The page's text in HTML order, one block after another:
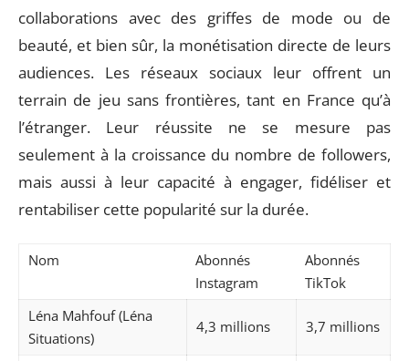
collaborations avec des griffes de mode ou de
beauté, et bien sûr, la monétisation directe de leurs
audiences. Les réseaux sociaux leur offrent un
terrain de jeu sans frontières, tant en France qu’à
l’étranger. Leur réussite ne se mesure pas
seulement à la croissance du nombre de followers,
mais aussi à leur capacité à engager, fidéliser et
rentabiliser cette popularité sur la durée.
Nom
Abonnés
Instagram
Abonnés
TikTok
Léna Mahfouf (Léna
Situations)
4,3 millions 3,7 millions